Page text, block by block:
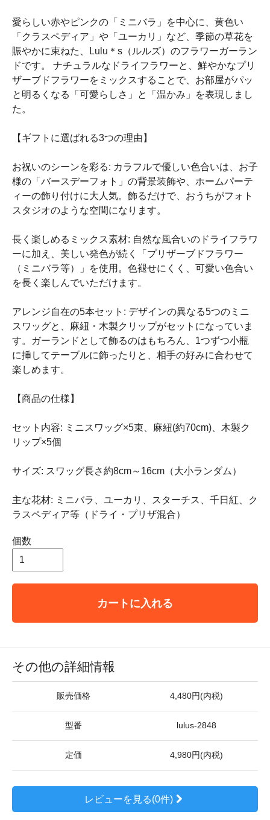
愛らしい赤やピンクの「ミニバラ」を中心に、黄色い
「クラスペディア」や「ユーカリ」など、季節の草花を
賑やかに束ねた、Lulu＊s（ルルズ）のフラワーガーラン
ドです。 ナチュラルなドライフラワーと、鮮やかなプリ
ザーブドフラワーをミックスすることで、お部屋がパッ
と明るくなる「可愛らしさ」と「温かみ」を表現しまし
た。
【ギフトに選ばれる3つの理由】
お祝いのシーンを彩る: カラフルで優しい色合いは、お子
様の「バースデーフォト」の背景装飾や、ホームパーテ
ィーの飾り付けに大人気。飾るだけで、おうちがフォト
スタジオのような空間になります。
長く楽しめるミックス素材: 自然な風合いのドライフラワ
ーに加え、美しい発色が続く「プリザーブドフラワー
（ミニバラ等）」を使用。色褪せにくく、可愛い色合い
を長く楽しんでいただけます。
アレンジ自在の5本セット: デザインの異なる5つのミニ
スワッグと、麻紐・木製クリップがセットになっていま
す。ガーランドとして飾るのはもちろん、1つずつ小瓶
に挿してテーブルに飾ったりと、相手の好みに合わせて
楽しめます。
【商品の仕様】
セット内容: ミニスワッグ×5束、麻紐(約70cm)、木製ク
リップ×5個
サイズ: スワッグ長さ約8cm～16cm（大小ランダム）
主な花材: ミニバラ、ユーカリ、スターチス、千日紅、ク
ラスペディア等（ドライ・プリザ混合）
個数
カートに入れる
その他の詳細情報
販売価格 4,480円(内税)
型番 lulus-2848
定価 4,980円(内税)
レビューを見る(0件)